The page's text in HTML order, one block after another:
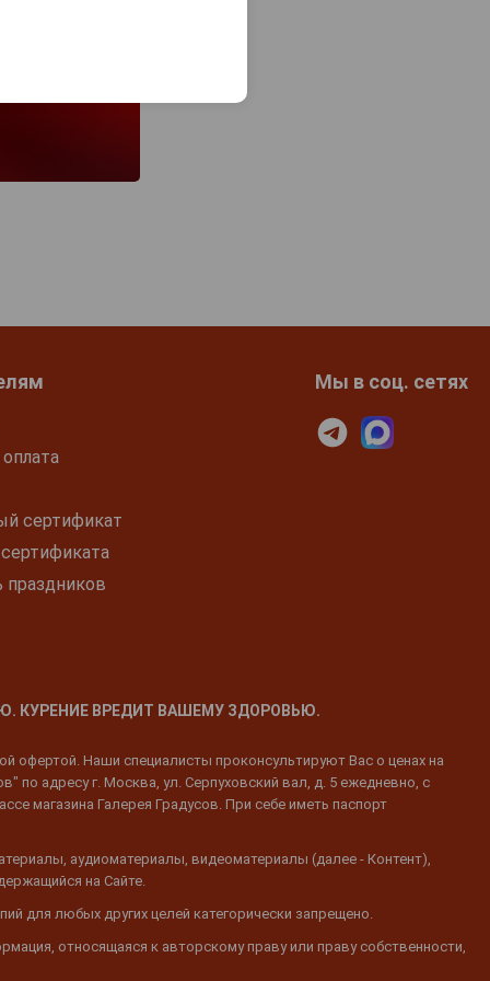
сертификат
праздников
Мы в соц. сетях
КУРЕНИЕ ВРЕДИТ ВАШЕМУ ЗДОРОВЬЮ.
офертой. Наши специалисты проконсультируют Вас о ценах на
по адресу г. Москва, ул. Серпуховский вал, д. 5 ежедневно, с
магазина Галерея Градусов. При себе иметь паспорт
аудиоматериалы, видеоматериалы (далее - Контент),
на Сайте.
для любых других целей категорически запрещено.
относящаяся к авторскому праву или праву собственности,